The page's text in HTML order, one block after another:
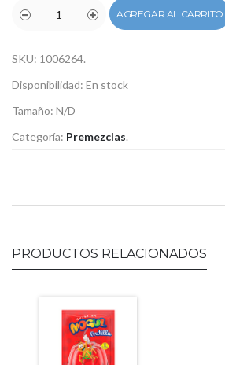
AGREGAR AL CARRITO
SKU: 1006264.
Disponibilidad: En stock
Tamaño: N/D
Categoría: Premezclas.
PRODUCTOS RELACIONADOS